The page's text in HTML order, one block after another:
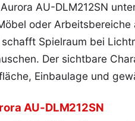
AU-DLM212SN
oder
schafft Spielraum bei
Der sichtbare
Einbaulage und
AU-DLM212SN